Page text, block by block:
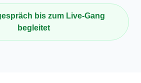
bis zum Live-Gang
begleitet